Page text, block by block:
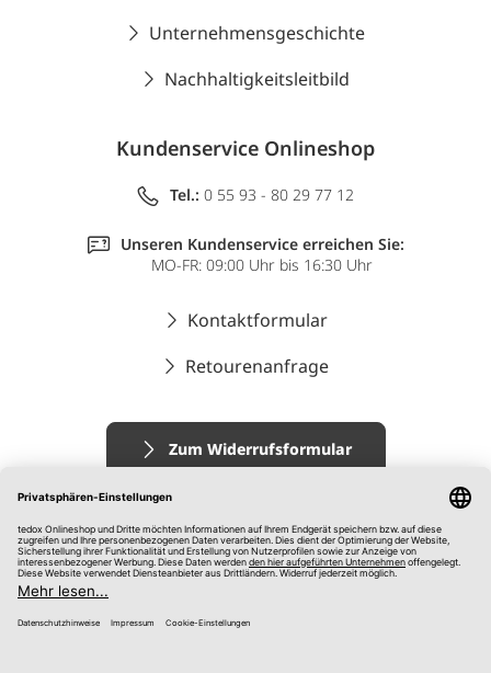
Unternehmensgeschichte
Nachhaltigkeitsleitbild
Kundenservice Onlineshop
Tel.: 0 55 93 - 80 29 77 12
Unseren Kundenservice erreichen Sie:
MO-FR: 09:00 Uhr bis 16:30 Uhr
Kontaktformular
Retourenanfrage
Zum Widerrufsformular
Impressum
AGB
Datenschutz